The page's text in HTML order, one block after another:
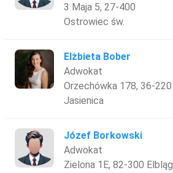
3 Maja 5, 27-400
Ostrowiec św.
Elżbieta Bober
Adwokat
Orzechówka 178, 36-220
Jasienica
Józef Borkowski
Adwokat
Zielona 1E, 82-300 Elbląg